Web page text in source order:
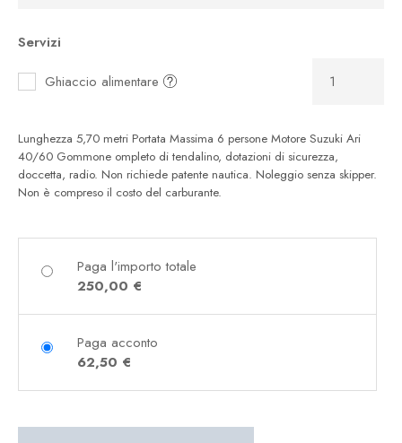
Servizi
Ghiaccio alimentare
Lunghezza 5,70 metri Portata Massima 6 persone Motore Suzuki Ari
40/60 Gommone ompleto di tendalino, dotazioni di sicurezza,
doccetta, radio. Non richiede patente nautica. Noleggio senza skipper.
Non è compreso il costo del carburante.
Paga l'importo totale
250,00 €
Paga acconto
62,50 €